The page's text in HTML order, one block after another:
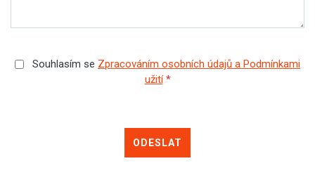
Souhlasím se Zpracováním osobních údajů a Podmínkami
užití *
ODESLAT